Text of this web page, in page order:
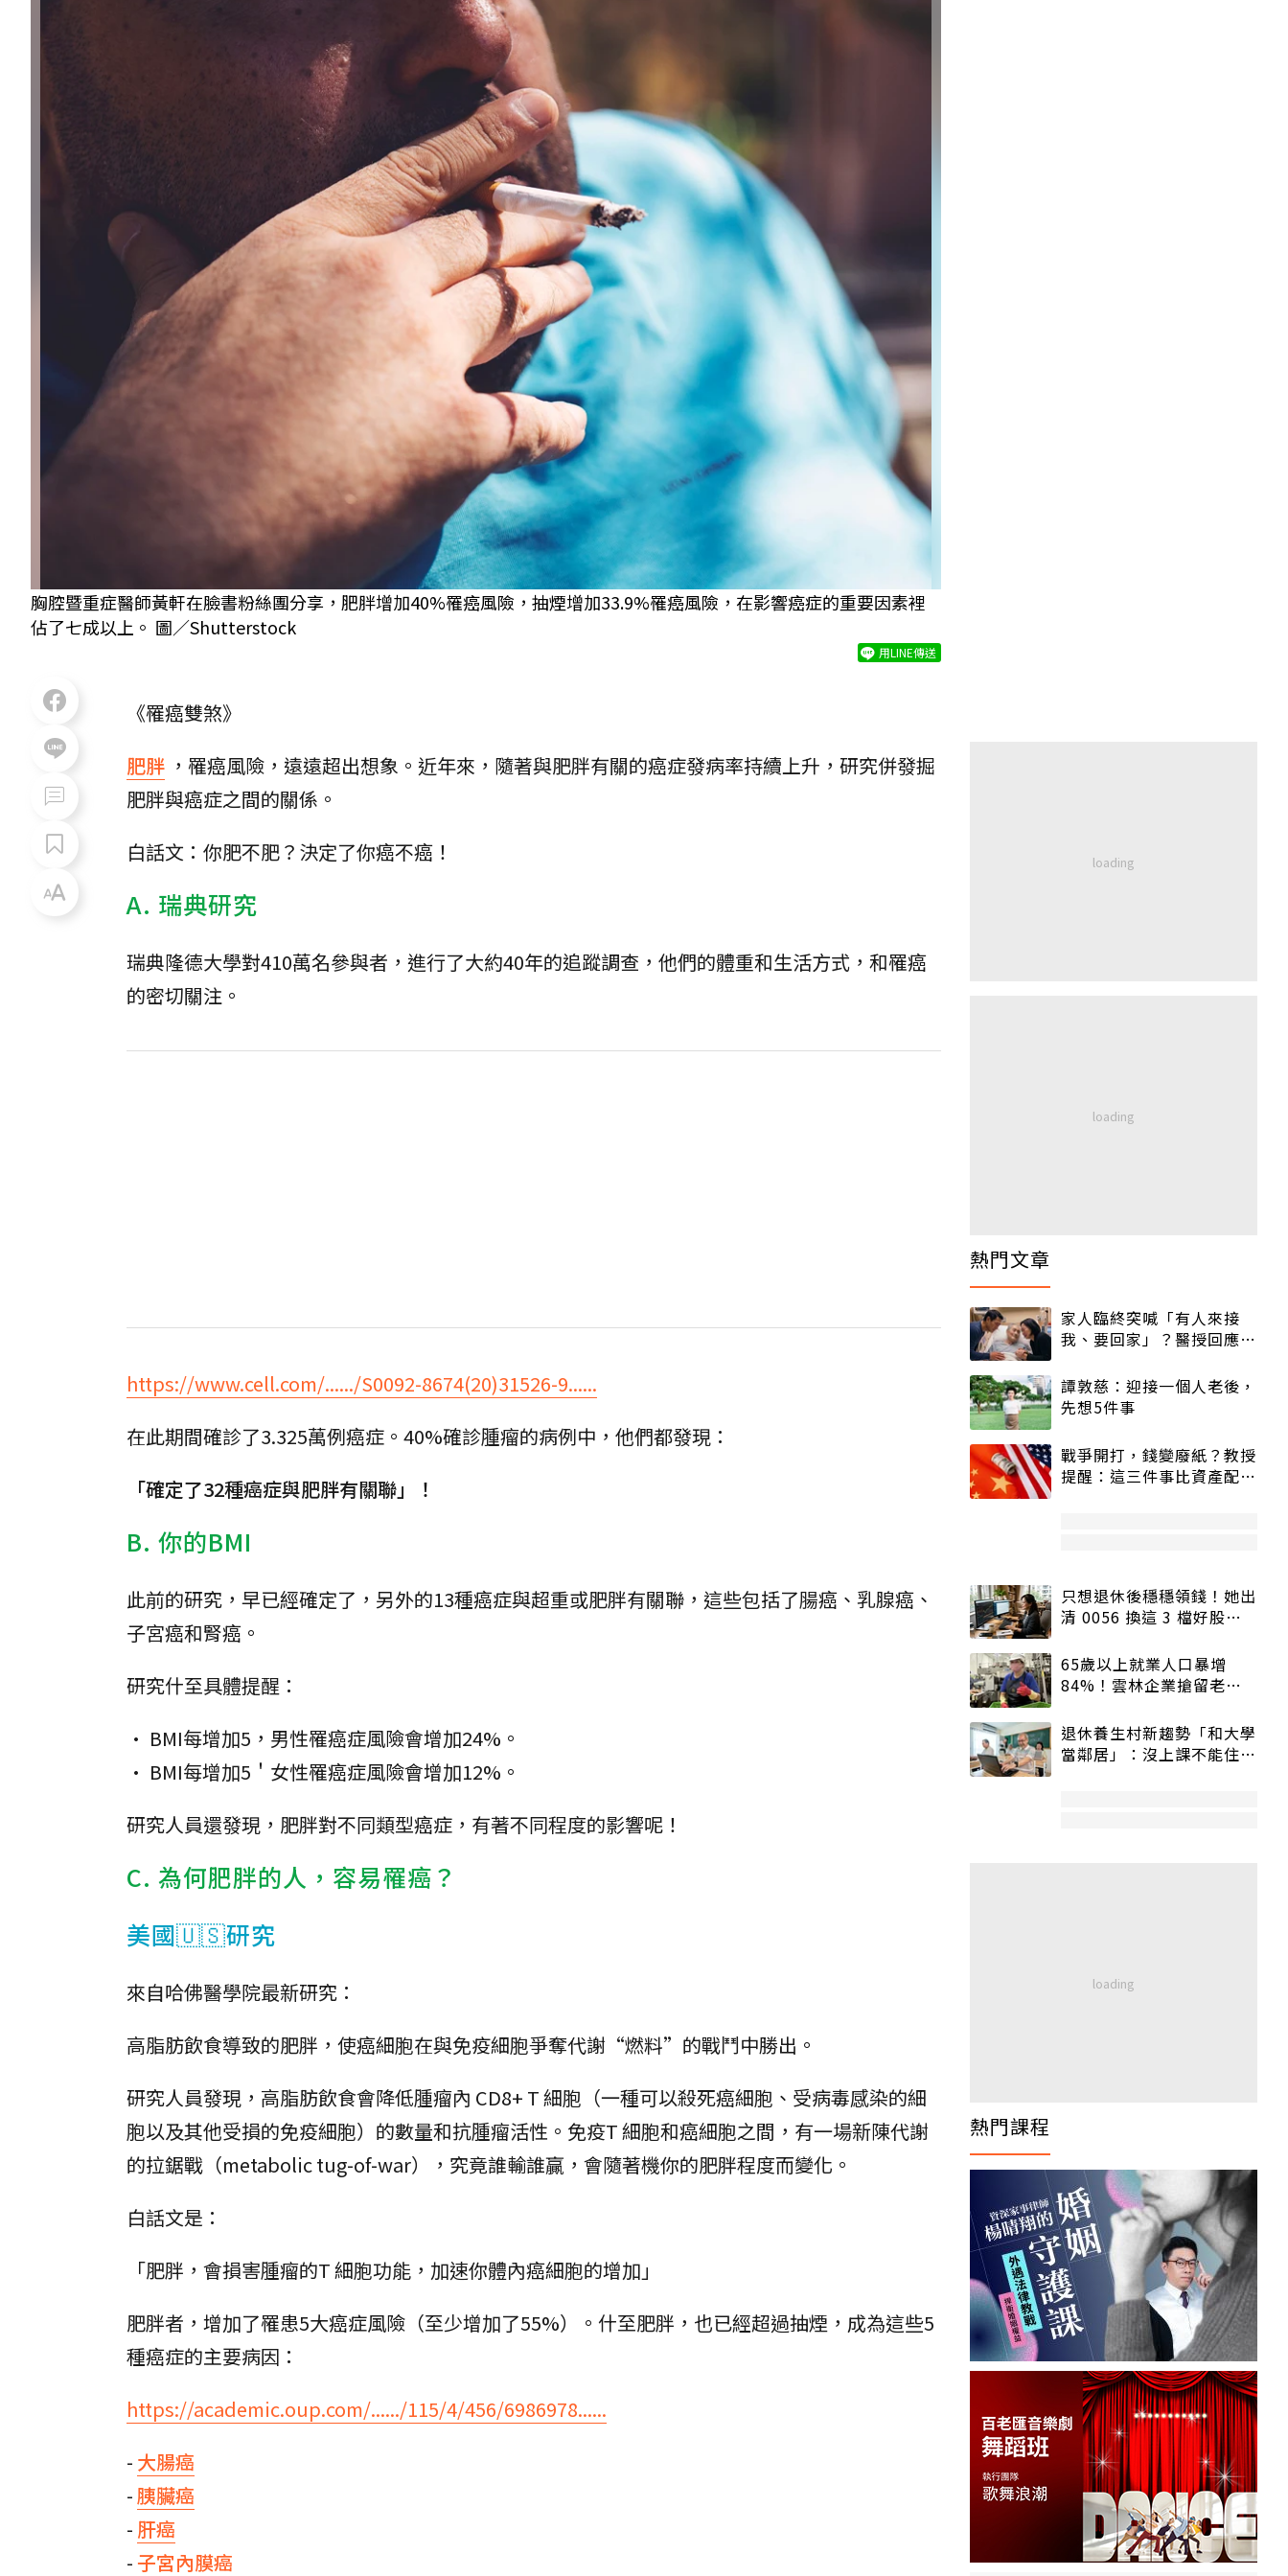
胸腔暨重症醫師黃軒在臉書粉絲團分享，肥胖增加40%罹癌風險，抽煙增加33.9%罹癌風險，在影響癌症的重要因素裡
佔了七成以上。 圖／Shutterstock
用LINE傳送
《罹癌雙煞》
肥胖 ，罹癌風險，遠遠超出想象。近年來，隨著與肥胖有關的癌症發病率持續上升，研究併發掘
肥胖與癌症之間的關係。
白話文：你肥不肥？決定了你癌不癌！
A. 瑞典研究
瑞典隆德大學對410萬名參與者，進行了大約40年的追蹤調查，他們的體重和生活方式，和罹癌
的密切關注。
https://www.cell.com/....../S0092-8674(20)31526-9......
在此期間確診了3.325萬例癌症。40%確診腫瘤的病例中，他們都發現：
「確定了32種癌症與肥胖有關聯」！
B. 你的BMI
此前的研究，早已經確定了，另外的13種癌症與超重或肥胖有關聯，這些包括了腸癌、乳腺癌、
子宮癌和腎癌。
研究什至具體提醒：
• BMI每增加5，男性罹癌症風險會增加24%。
• BMI每增加5＇女性罹癌症風險會增加12%。
研究人員還發現，肥胖對不同類型癌症，有著不同程度的影響呢！
C. 為何肥胖的人，容易罹癌？
美國🇺🇸研究
來自哈佛醫學院最新研究：
高脂肪飲食導致的肥胖，使癌細胞在與免疫細胞爭奪代謝“燃料”的戰鬥中勝出。
研究人員發現，高脂肪飲食會降低腫瘤內 CD8+ T 細胞（一種可以殺死癌細胞、受病毒感染的細
胞以及其他受損的免疫細胞）的數量和抗腫瘤活性。免疫T 細胞和癌細胞之間，有一場新陳代謝
的拉鋸戰（metabolic tug-of-war），究竟誰輸誰贏，會隨著機你的肥胖程度而變化。
白話文是：
「肥胖，會損害腫瘤的T 細胞功能，加速你體內癌細胞的增加」
肥胖者，增加了罹患5大癌症風險（至少增加了55%）。什至肥胖，也已經超過抽煙，成為這些5
種癌症的主要病因：
https://academic.oup.com/....../115/4/456/6986978......
- 大腸癌
-胰臟癌
- 肝癌
-子宮內膜癌
熱門文章
家人臨終突喊「有人來接
我、要回家」？醫授回應方
譚敦慈：迎接一個人老後，
先想5件事
戰爭開打，錢變廢紙？教授
提醒：這三件事比資產配置
只想退休後穩穩領錢！她出
清 0056 換這 3 檔好股：
65歲以上就業人口暴增
84%！雲林企業搶留老員
退休養生村新趨勢「和大學
當鄰居」：沒上課不能住、
熱門課程